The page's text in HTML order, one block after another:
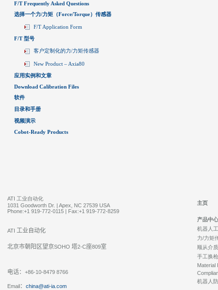
F/T Frequently Asked Questions
选择一个力/力矩（Force/Torque）传感器
F/T Application Form
F/T 型号
客户定制化的力/力矩传感器
New Product – Axia80
应用实例和文章
Download Calibration Files
软件
目录和手册
视频演示
Cobot-Ready Products
ATI 工业自动化
1031 Goodworth Dr. | Apex, NC 27539 USA
Phone:+1 919-772-0115 | Fax:+1 919-772-8259
ATI 工业自动化
北京市朝阳区望京SOHO 塔2-C座809室
电话： +86-10-8479 8766
Email： china@ati-ia.com
主页
产品中心
机器人
力/力矩
顺从介
手工换
Material
机器人